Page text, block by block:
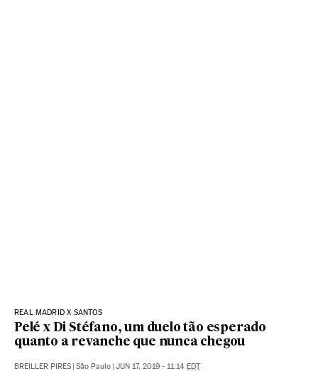
REAL MADRID X SANTOS
Pelé x Di Stéfano, um duelo tão esperado
quanto a revanche que nunca chegou
BREILLER PIRES | São Paulo | JUN 17, 2019 - 11:14 EDT